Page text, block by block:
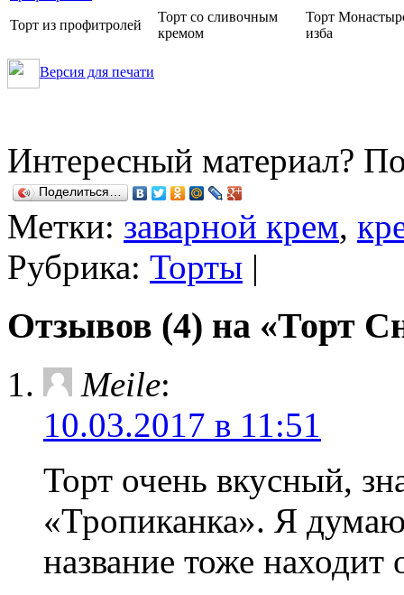
Торт из профитролей
Торт со сливочным
кремом
Торт
изба
Версия для печати
Интересный материал?
Поделиться…
Метки: заварной крем,
Рубрика: Торты |
Отзывов (4) на «Торт
Meile:
10.03.2017 в 11:51
Торт очень вкусный,
«Тропиканка». Я
название тоже находит